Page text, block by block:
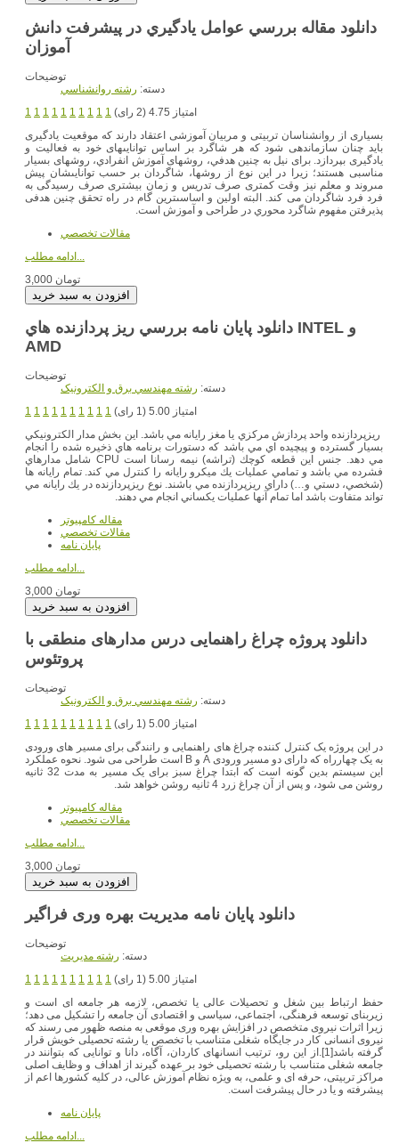
دانلود مقاله بررسي عوامل يادگيري در پيشرفت دانش
توضیحات
دسته: رشته روانشناسي
1 1 1 1 1 1 1 1 1 1
امتیاز 4.75 (2 رای)
بسيارى از روانشناسان تربيتى و مربيان آموزشى اعتقاد دارند که موقعيت يادگيرى
بايد چنان سازماندهى شود که هر شاگرد بر اساس توانايىهاى خود به فعاليت و
يادگيرى بپردازد. براى نيل به چنين هدفي، روشهاى آموزش انفرادي، روشهاى بسيار
مناسبى هستند؛ زيرا در اين نوع از روشها، شاگردان بر حسب توانايىشان پيش
مىروند و معلم نيز وقت کمترى صرف تدريس و زمان بيشترى صرف رسيدگى به
فرد فرد شاگردان می کند. البته اولين و اساسىترين گام در راه تحقق چنين هدفى
پذيرفتن مفهوم شاگرد محوري در طراحى و آموزش است.
مقالات تخصصي
ادامه مطلب...
3,000 تومان
دانلود پایان نامه بررسي ريز پردازنده هاي INTEL و
AMD
توضیحات
دسته: رشته مهندسي برق و الکترونيک
1 1 1 1 1 1 1 1 1 1
امتیاز 5.00 (1 رای)
ريزپردازنده واحد پردازش مركزي يا مغز رايانه مي باشد. اين بخش مدار الكترونيكي
بسيار گسترده و پيچيده اي مي باشد كه دستورات برنامه هاي ذخيره شده را انجام
مي دهد. جنس اين قطعه كوچك (تراشه) نيمه رسانا است CPU شامل مدارهاي
فشرده مي باشد و تمامي عمليات يك ميكرو رايانه را كنترل مي كند. تمام رايانه ها
(شخصي، دستي و…) داراي ريزپردازنده مي باشند. نوع ريزپردازنده در يك رايانه مي
تواند متفاوت باشد اما تمام آنها عمليات يكساني انجام مي دهند.
مقاله کامپیوتر
مقالات تخصصي
پایان نامه
ادامه مطلب...
3,000 تومان
دانلود پروژه چراغ راهنمایی درس مدارهای منطقی با
پروتئوس
توضیحات
دسته: رشته مهندسي برق و الکترونيک
1 1 1 1 1 1 1 1 1 1
امتیاز 5.00 (1 رای)
در این پروژه یک کنترل کننده چراغ های راهنمایی و رانندگی برای مسیر های ورودی
به یک چهارراه که دارای دو مسیر ورودی A و B است طراحی می شود. نحوه عملکرد
این سیستم بدین گونه است که ابتدا چراغ سبز برای یک مسیر به مدت 32 ثانیه
روشن می شود، و پس از آن چراغ زرد 4 ثانیه روشن خواهد شد.
مقاله کامپیوتر
مقالات تخصصي
ادامه مطلب...
3,000 تومان
توضیحات
دسته: رشته مديريت
1 1 1 1 1 1 1 1 1 1
امتیاز 5.00 (1 رای)
حفظ ارتباط بین شغل و تحصیلات عالی یا تخصص، لازمه هر جامعه ای است و
زیربنای توسعه فرهنگی، اجتماعی، سیاسی و اقتصادی آن جامعه را تشکیل می دهد؛
زیرا اثرات نیروی متخصص در افزایش بهره وری موقعی به منصه ظهور می رسند که
نیروی انسانی کار در جایگاه شغلی متناسب با تخصص یا رشته تحصیلی خویش قرار
گرفته باشد[1].از این رو، ترتیب انسانهای کاردان، آگاه، دانا و توانایی که بتوانند در
جامعه شغلی متناسب با رشته تحصیلی خود بر عهده گیرند از اهداف و وظایف اصلی
مراکز تربیتی، حرفه ای و علمی، به ویژه نظام آموزش عالی، در کلیه کشورها اعم از
پیشرفته و یا در حال پیشرفت است.
پایان نامه
ادامه مطلب...